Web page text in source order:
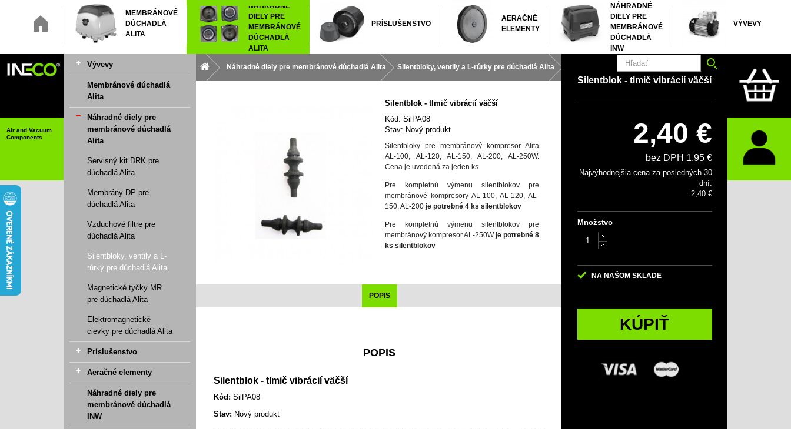
Air and Vacuum
Components
MEMBRÁNOVÉ
DÚCHADLÁ
ALITA
NÁHRADNÉ
DIELY PRE
MEMBRÁNOVÉ
DÚCHADLÁ
ALITA
PRÍSLUŠENSTVO
AERAČNÉ
ELEMENTY
NÁHRADNÉ
DIELY PRE
MEMBRÁNOVÉ
DÚCHADLÁ
INW
VÝVEVY
Vývevy
Membránové dúchadlá
Alita
Náhradné diely pre
membránové dúchadlá
Alita
Servisný kit DRK pre
dúchadlá Alita
Membrány DP pre
dúchadlá Alita
Vzduchové filtre pre
dúchadlá Alita
Silentbloky, ventily a L-
rúrky pre dúchadlá Alita
Magnetické tyčky MR
pre dúchadlá Alita
Elektromagnetické
cievky pre dúchadlá Alita
Príslušenstvo
Aeračné elementy
Náhradné diely pre
membránové dúchadlá
INW
Náhradné diely pre membránové dúchadlá Alita Silentbloky, ventily a L-rúrky pre dúchadlá Alita Silentblok - tlmič vibrácií väčší
Silentblok - tlmič vibrácií väčší
2,40 €
bez DPH 1,95 €
Najvýhodnejšia cena za posledných 30
dní:
2,40 €
Množstvo
NA NAŠOM SKLADE
KÚPIŤ
Silentblok - tlmič vibrácií väčší
Kód: SilPA08
Stav: Nový produkt
Silentbloky pre membránový kompresor Alita
AL-100, AL-120, AL-150, AL-200, AL-250W.
Cena je uvedená za jeden ks.
Pre kompletnú výmenu silentblokov pre
membránové kompresory AL-100, AL-120, AL-
150, AL-200je potrebné 4 kssilentblokov
Pre kompletnú výmenu silentblokov pre
membránový kompresorAL-250Wje potrebné 8
kssilentblokov
POPIS
POPIS
Silentblok - tlmič vibrácií väčší
Kód: SilPA08
Stav: Nový produkt